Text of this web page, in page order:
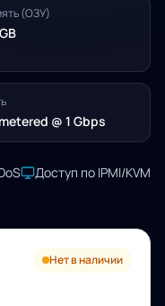
(ОЗУ)
@ 1 Gbps
Доступ по IPMI/KVM
Нет в наличии